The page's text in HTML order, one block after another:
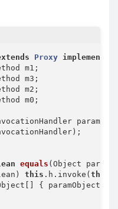
Proxy implements
m1;
m3;
m2;
m0;
equals (Object
this .h.invoke(this
{ paramObject